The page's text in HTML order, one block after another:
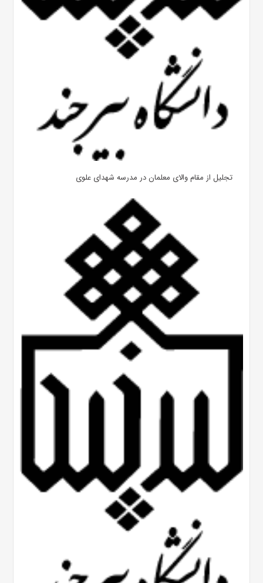
تجلیل از مقام والای معلمان در مدرسه شهدای علوی